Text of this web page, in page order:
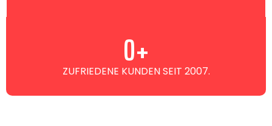
ZUFRIEDENE KUNDEN SEIT 2007.
0+